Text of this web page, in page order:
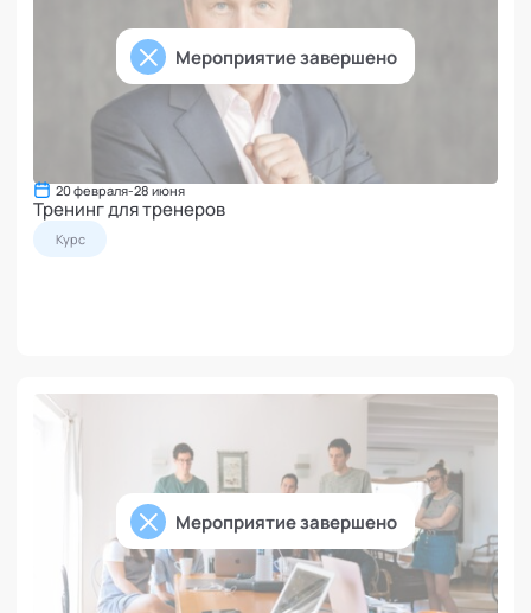
Мероприятие завершено
20 февраля-28 июня
Тренинг для тренеров
Курс
Мероприятие завершено